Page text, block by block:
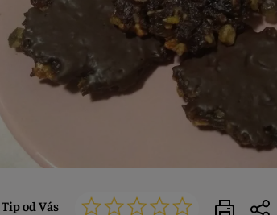
Tip od Vás